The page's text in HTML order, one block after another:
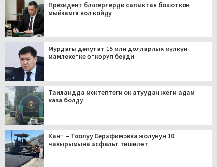
Президент блогерлерди салыктан бошоткон
мыйзамга кол койду
Мурдагы депутат 15 млн долларлык мүлкүн
мамлекетке өткөрүп берди
Таиландда мектептеги ок атуудан жети адам
каза болду
Кант – Тоолуу Серафимовка жолунун 10
чакырымына асфальт төшөлөт